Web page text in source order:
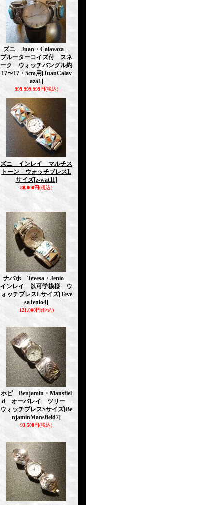
ズニ Juan・Calavaza
ブルーターコイズ付 スネ
ーク ウォッチバングル約
17〜17・5cm用 [JuanCalav
aza1]
999,999,999円(税込)
ズニ インレイ マルチス
トーン ウォッチブレスL
サイズ[z-wat11]
88,000円(税込)
ナバホ Tevesa・Jenio
インレイ 以可学模様 ウ
ォッチブレスLサイズ[Teve
saJenio4]
121,000円(税込)
ホピ Benjamin・Mansfiel
d オーバレイ ツリー
ウォッチブレスSサイズ[Be
njaminMansfield7]
93,500円(税込)